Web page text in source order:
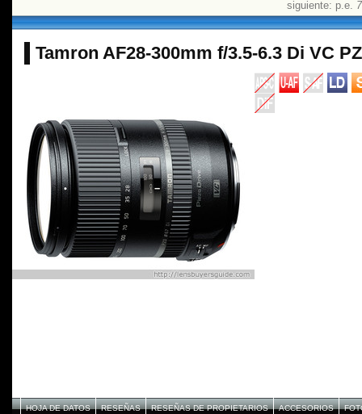
siguiente: p.e.
Tamron AF28-300mm f/3.5-6.3 Di VC
HOJA DE DATOS RESEÑAS RESEÑAS DE PROPIETARIOS ACCESORIOS